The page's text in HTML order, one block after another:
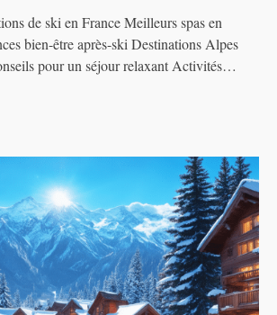
de ski en France Meilleurs spas en
bien-être après-ski Destinations Alpes
pour un séjour relaxant Activités…